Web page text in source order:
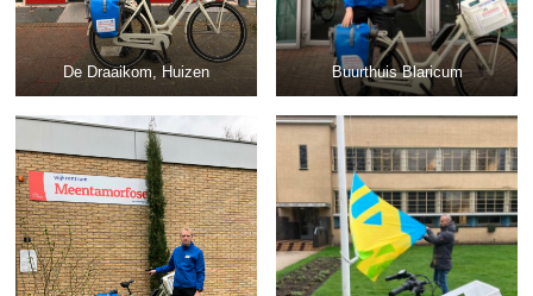
De Draaikom, Huizen Buurthuis Blaricum